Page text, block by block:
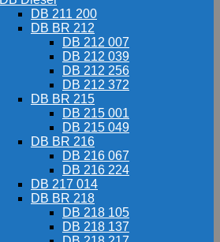
DB 211 200
DB BR 212
DB 212 007
DB 212 039
DB 212 256
DB 212 372
DB BR 215
DB 215 001
DB 215 049
DB BR 216
DB 216 067
DB 216 224
DB 217 014
DB BR 218
DB 218 105
DB 218 137